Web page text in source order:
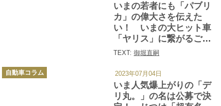
いまの若者にも「パブリ
カ」の偉大さを伝えた
い！ いまの大ヒット車
「ヤリス」に繋がるご先
祖が「超国民思い」のク
TEXT: 御堀直嗣
いま人気爆上がりの「デ
リ丸。」の名は公募で決
カ
テ
自動車コラム 2023年07月04日